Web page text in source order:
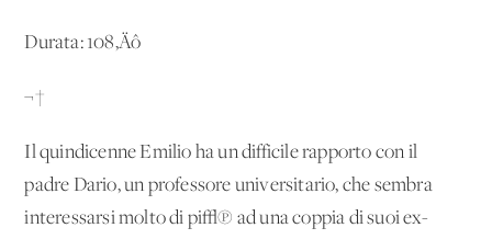
Durata: 108‚Äô
¬†
Il quindicenne Emilio ha un difficile rapporto con il
padre Dario, un professore universitario, che sembra
interessarsi molto di pi√π ad una coppia di suoi ex-